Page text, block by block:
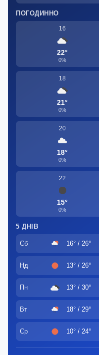
ПОГОДИННО
16
22°
0%
18
21°
0%
20
18°
0%
22
15°
0%
5 ДНІВ
Сб 16° / 26°
Нд 13° / 26°
Пн 13° / 30°
Вт 18° / 29°
Ср 10° / 24°